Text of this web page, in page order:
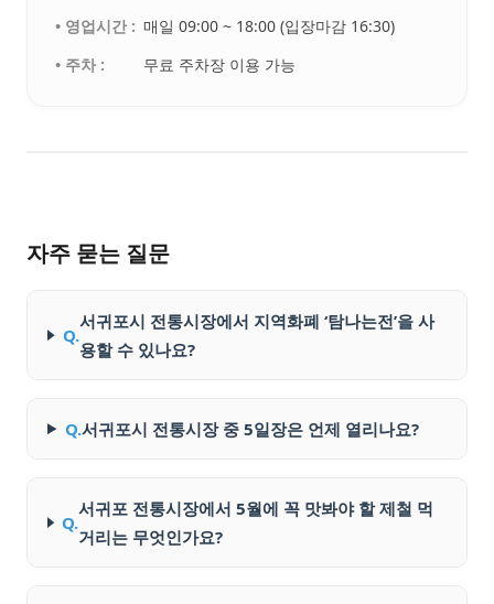
• 영업시간 : 매일 09:00 ~ 18:00 (입장마감 16:30)
• 주차 :
무료 주차장 이용 가능
자주 묻는 질문
Q.
서귀포시 전통시장에서 지역화폐 ‘탐나는전’을 사
용할 수 있나요?
Q.서귀포시 전통시장 중 5일장은 언제 열리나요?
Q.
서귀포 전통시장에서 5월에 꼭 맛봐야 할 제철 먹
거리는 무엇인가요?